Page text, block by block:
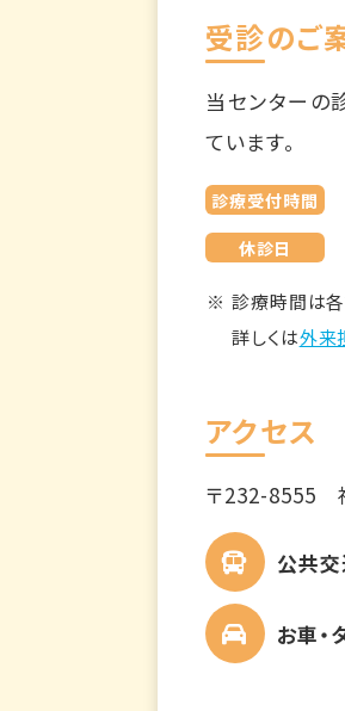
受診のご
当センターの
ています。
診療受付時間
休診日
診療時間は各
詳しくは外来
アクセス
〒232-8555
公共
お車・